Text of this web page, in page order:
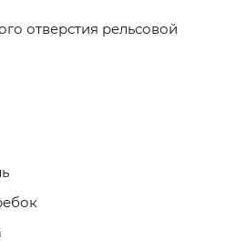
отверстия рельсовой